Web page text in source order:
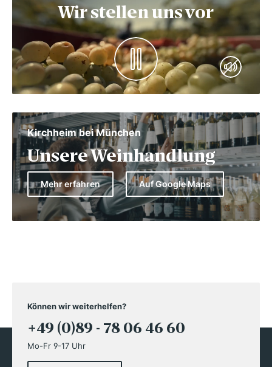
Wir stellen uns vor
Kirchheim bei München
Unsere Weinhandlung
Mehr erfahren Auf Google Maps
Können wir weiterhelfen?
+49 (0)89 - 78 06 46 60
Mo-Fr 9-17 Uhr